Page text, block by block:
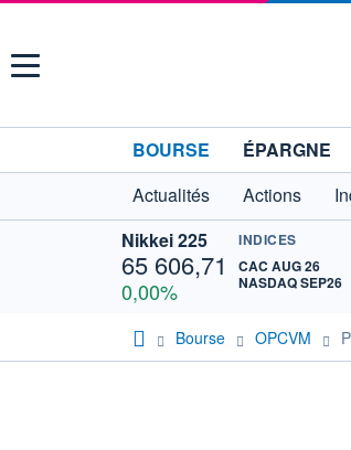
Menu
BOURSE ÉPARGNE
Actualités
Actions
Nikkei 225
65 606,71
0,00%
INDICES
CAC AUG 26
NASDAQ SEP26
Bourse OPCVM